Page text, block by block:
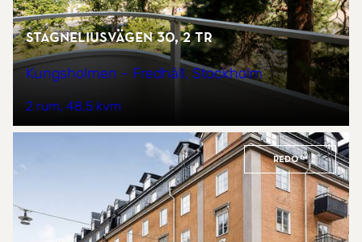
Stagneliusvägen 30, 2 tr
Kungsholmen - Fredhäll, Stockholm
2 rum 48,5 kvm
REDO™